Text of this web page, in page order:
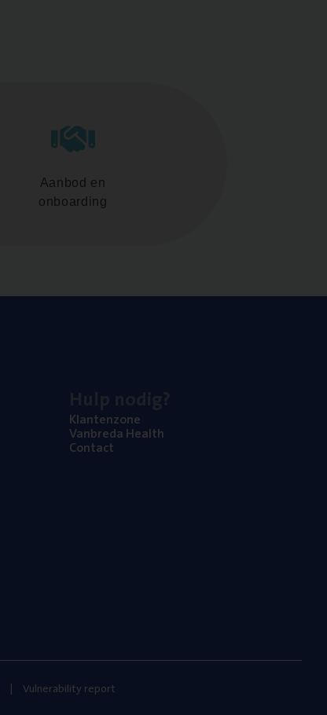
Aanbod en
onboarding
Klan­ten­zo­ne
Van­b­re­da Health
Con­tact
Vulnerability report